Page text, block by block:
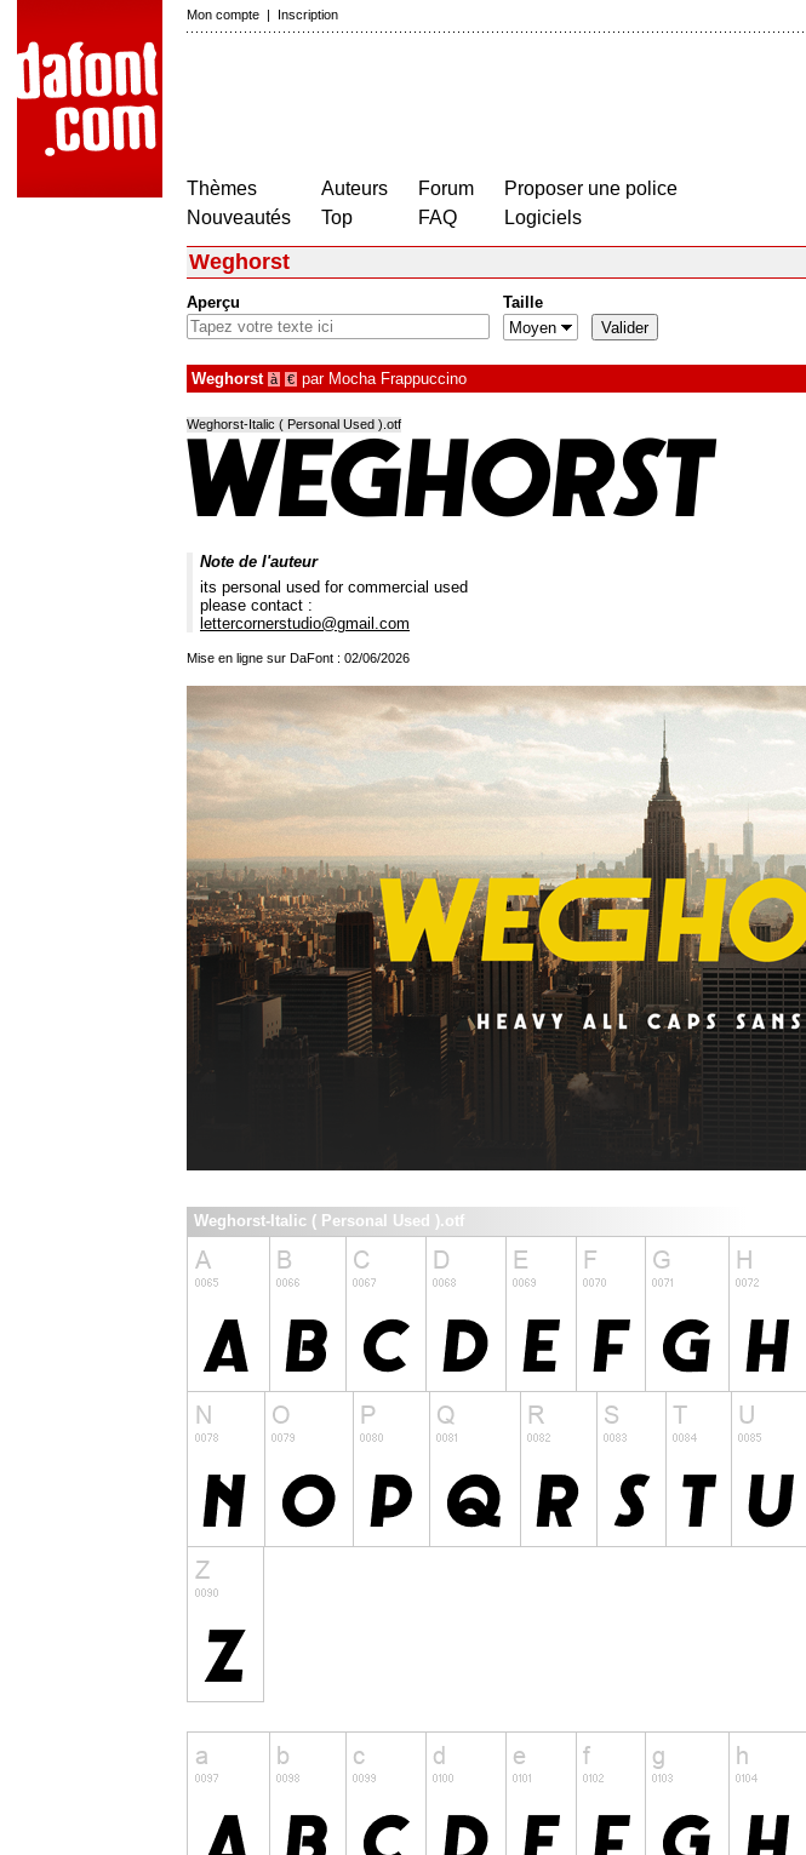
Mon compte | Inscription
Thèmes
Nouveautés
Auteurs
Top
Forum
FAQ
Proposer une police
Logiciels
Weghorst
Aperçu Taille
Weghorst à € par Mocha Frappuccino
Weghorst-Italic ( Personal Used ).otf
Note de l'auteur
its personal used for commercial used
please contact :
lettercornerstudio@gmail.com
Mise en ligne sur DaFont : 02/06/2026
Weghorst-Italic ( Personal Used ).otf